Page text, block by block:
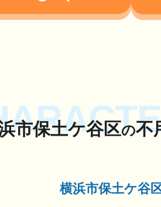
市保土ケ谷区の不
横浜市保土ケ谷